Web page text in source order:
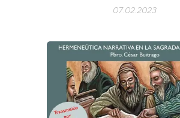
07.02.2023